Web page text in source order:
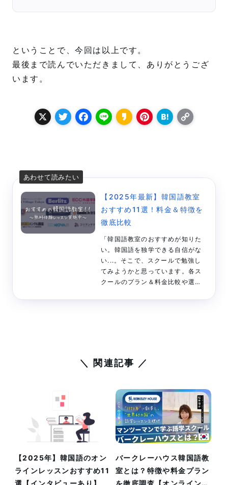
ということで、今回は以上です。
最後まで読んでいただきまして、ありがとうござ
います。
X T
t
e
r
F
b
o
o
k
L K
o
P
e
r
e
s
t
H
n
a
L
n
k
【2025年最新】韓国語教室
おすすめ11選！料金＆特徴を
徹底比較
「韓国語教室のおすすめが知りた
い。韓国語を独学できる自信がな
い...。そこで、スクールで勉強し
てみようかと思っています。各ス
クールのプラン＆料金比較や選び
質問をまとめました。韓国語教室
をお探しの方は是非です。
＼ 関連記事 ／
【2025年】韓国語のオン
ラインレッスンおすすめ11
選【インタビューあり】
バークレーハウス韓国語教
室とは？特徴や料金プラン
を徹底調査【オンライン